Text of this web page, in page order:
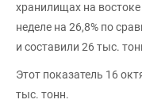
хранилищах на
неделе на 26,8% по
и составили 26 тыс.
Этот показатель 16
тыс. тонн.